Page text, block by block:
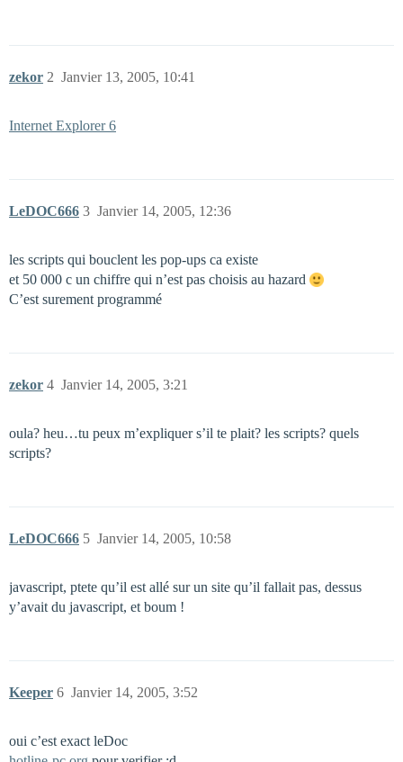
zekor Janvier 13, 2005, 10:41
2
Internet Explorer 6
LeDOC666 Janvier 14, 2005, 12:36
3
les scripts qui bouclent les pop-ups ca existe
et 50 000 c un chiffre qui n’est pas choisis au hazard
C’est surement programmé
zekor Janvier 14, 2005, 3:21
4
oula? heu…tu peux m’expliquer s’il te plait? les scripts? quels
scripts?
LeDOC666 Janvier 14, 2005, 10:58
5
javascript, ptete qu’il est allé sur un site qu’il fallait pas, dessus
y’avait du javascript, et boum !
Keeper Janvier 14, 2005, 3:52
6
oui c’est exact leDoc